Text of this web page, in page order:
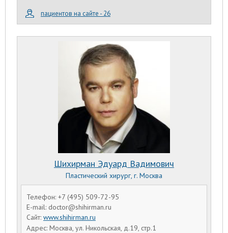
пациентов на сайте - 26
Телефон: +7 (495) 509-72-95
E-mail: doctor@shihirman.ru
Сайт: www.shihirman.ru
Адрес: Москва, ул. Никольская, д.19, стр.1
Шихирман Эдуард Вадимович
Пластический хирург, г. Москва